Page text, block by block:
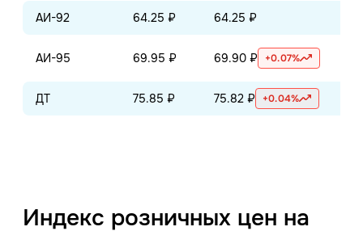
АИ-92 64.25 ₽ 64.25 ₽
АИ-95 69.95 ₽ 69.90 ₽ +0.07%
ДТ 75.85 ₽ 75.82 ₽ +0.04%
Индекс розничных цен на